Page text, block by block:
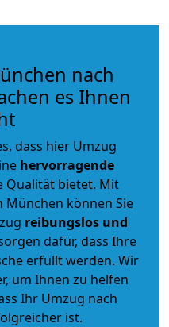
nach
es Ihnen
dass hier Umzug
hervorragende
Qualität bietet. Mit
können Sie
reibungslos und
dafür, dass Ihre
erfüllt werden. Wir
um Ihnen zu helfen
Ihr Umzug nach
ist.